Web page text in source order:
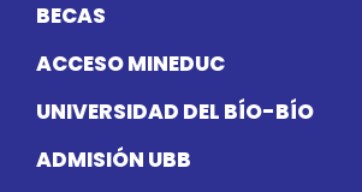
BECAS
ACCESO MINEDUC
UNIVERSIDAD DEL BÍO-BÍO
ADMISIÓN UBB